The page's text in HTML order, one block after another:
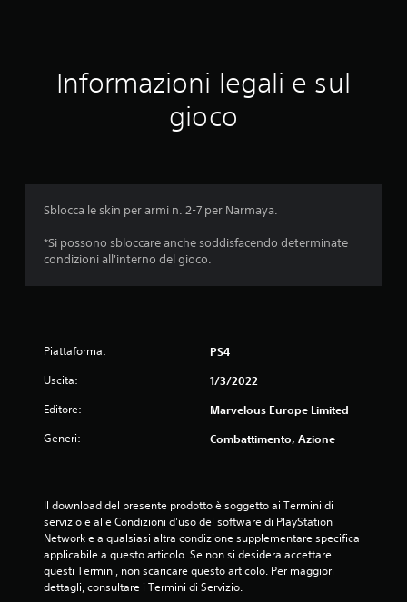
a
o
i
Informazioni legali e sul
gioco
Sblocca le skin per armi n. 2-7 per Narmaya.
*Si possono sbloccare anche soddisfacendo determinate
condizioni all'interno del gioco.
Piattaforma: PS4
Uscita: 1/3/2022
Editore: Marvelous Europe Limited
Generi: Combattimento, Azione
Il download del presente prodotto è soggetto ai Termini di
servizio e alle Condizioni d'uso del software di PlayStation
Network e a qualsiasi altra condizione supplementare specifica
applicabile a questo articolo. Se non si desidera accettare
questi Termini, non scaricare questo articolo. Per maggiori
dettagli, consultare i Termini di Servizio.